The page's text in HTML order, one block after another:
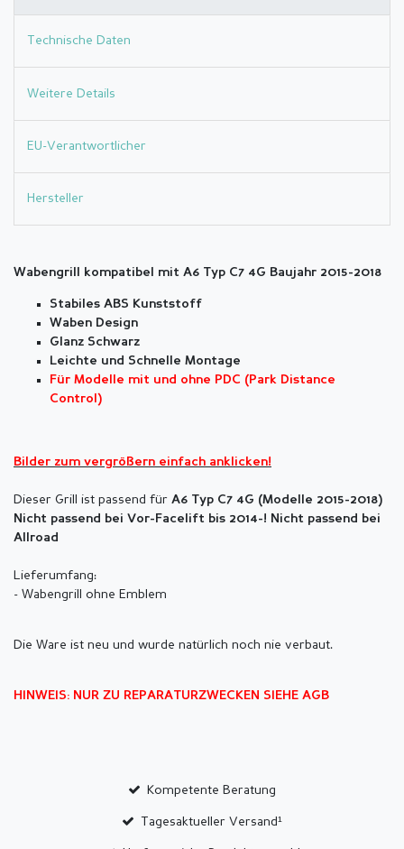
Technische Daten
Weitere Details
EU-Verantwortlicher
Hersteller
Wabengrill kompatibel mit A6 Typ C7 4G Baujahr 2015-2018
Stabiles ABS Kunststoff
Waben Design
Glanz Schwarz
Leichte und Schnelle Montage
Für Modelle mit und ohne PDC (Park Distance
Control)
Bilder zum vergrößern einfach anklicken!
Dieser Grill ist passend für A6 Typ C7 4G (Modelle 2015-2018)
Nicht passend bei Vor-Facelift bis 2014-! Nicht passend bei
Allroad
Lieferumfang:
- Wabengrill ohne Emblem
Die Ware ist neu und wurde natürlich noch nie verbaut.
HINWEIS: NUR ZU REPARATURZWECKEN SIEHE AGB
Kompetente Beratung
Tagesaktueller Versand¹